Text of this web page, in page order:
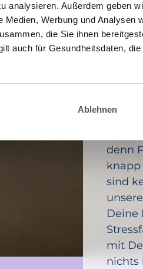
analysieren. Außerdem geben
Werbung und Analysen
die Sie ihnen
auch für Gesundheitsdaten,
Ablehnen
denn
knapp
sind
Deine
mit
nichts